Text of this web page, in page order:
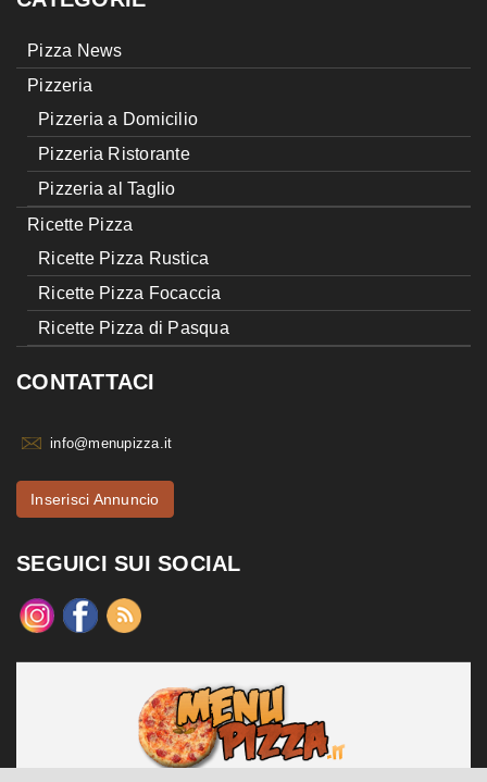
Pizza News
Pizzeria
Pizzeria a Domicilio
Pizzeria Ristorante
Pizzeria al Taglio
Ricette Pizza
Ricette Pizza Rustica
Ricette Pizza Focaccia
Ricette Pizza di Pasqua
CONTATTACI
info@menupizza.it
Inserisci Annuncio
SEGUICI SUI SOCIAL